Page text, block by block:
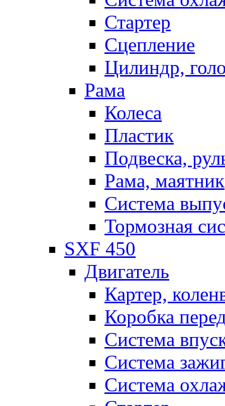
Стартер
Сцепление
Цилиндр,
Рама
Колеса
Пластик
Подвеска,
Рама, маятник
Система
Тормозная
SXF 450
Двигатель
Картер,
Коробка
Система
Система
Система